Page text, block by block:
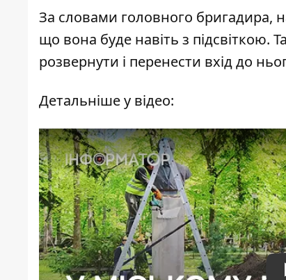
За словами головного бригадира,
що вона буде навіть з підсвіткою.
розвернути і перенести вхід до
Детальніше у відео: